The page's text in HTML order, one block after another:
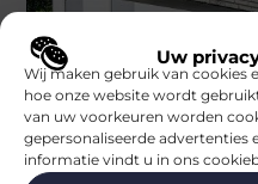
Uw
Wij maken gebruik van cookies
hoe onze website wordt
van uw voorkeuren worden
gepersonaliseerde advertenties
informatie vindt u in ons
Blocs
Wat kost een aluminium
Goed artikel? Deel hem
Share on Facebook
LinkedIn Share